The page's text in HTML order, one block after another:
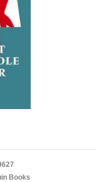
Books